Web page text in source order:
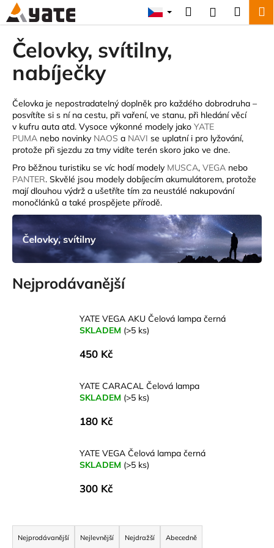
Přejít
na
obsah
HledatPřihlášení
Čelovky, svítilny,
nabíječky
Čelovka je nepostradatelný doplněk pro každého dobrodruha –
posvítíte si s ní na cestu, při vaření, ve stanu, při hledání věcí
v kufru auta atd. Vysoce výkonné modely jako YATE
PUMA nebo novinky NAOS a NAVI se uplatní i pro lyžování,
protože při sjezdu za tmy vidíte terén skoro jako ve dne.
Pro běžnou turistiku se víc hodí modely MUSCA, VEGA nebo
PANTER. Skvělé jsou modely dobíjecím akumulátorem, protože
mají dlouhou výdrž a ušetříte tím za neustálé nakupování
monočlánků a také prospějete přírodě.
Nejprodávanější
YATE VEGA AKU Čelová lampa černá
SKLADEM (>5 ks)
450 Kč
YATE CARACAL Čelová lampa
SKLADEM (>5 ks)
180 Kč
YATE VEGA Čelová lampa černá
SKLADEM (>5 ks)
300 Kč
Ř
aNejprodávanější Nejlevnější Nejdražší Abecedně
o
C
o
p
o
t
ř
e
b
u
j
e
t
e
n
a
HLEDAT
r
u